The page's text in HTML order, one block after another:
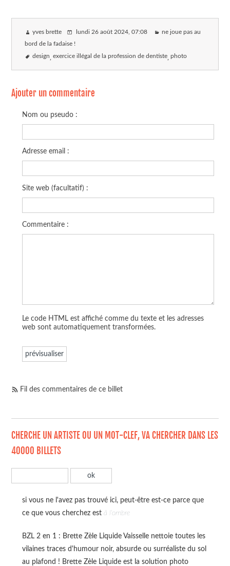
yves brette lundi 26 août 2024, 07:08 ne joue pas au
bord de la fadaise !
design exercice illégal de la profession de dentiste photo
Ajouter un commentaire
Nom ou pseudo :
Adresse email :
Site web (facultatif) :
Commentaire :
Le code HTML est affiché comme du texte et les adresses
web sont automatiquement transformées.
Fil des commentaires de ce billet
CHERCHE UN ARTISTE OU UN MOT-CLEF, VA CHERCHER DANS LES
40000 BILLETS
si vous ne l'avez pas trouvé ici, peut-être est-ce parce que
ce que vous cherchez est à l'ombre
BZL 2 en 1 : Brette Zèle Liquide Vaisselle nettoie toutes les
vilaines traces d'humour noir, absurde ou surréaliste du sol
au plafond ! Brette Zèle Liquide est la solution photo